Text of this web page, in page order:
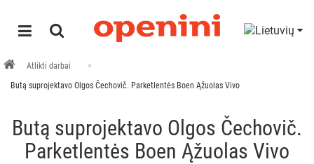
Atlikti darbai
Butą suprojektavo Olgos Čechovič. Parketlentės Boen Ąžuolas Vivo
Butą suprojektavo Olgos Čechovič.
Parketlentės Boen Ąžuolas Vivo